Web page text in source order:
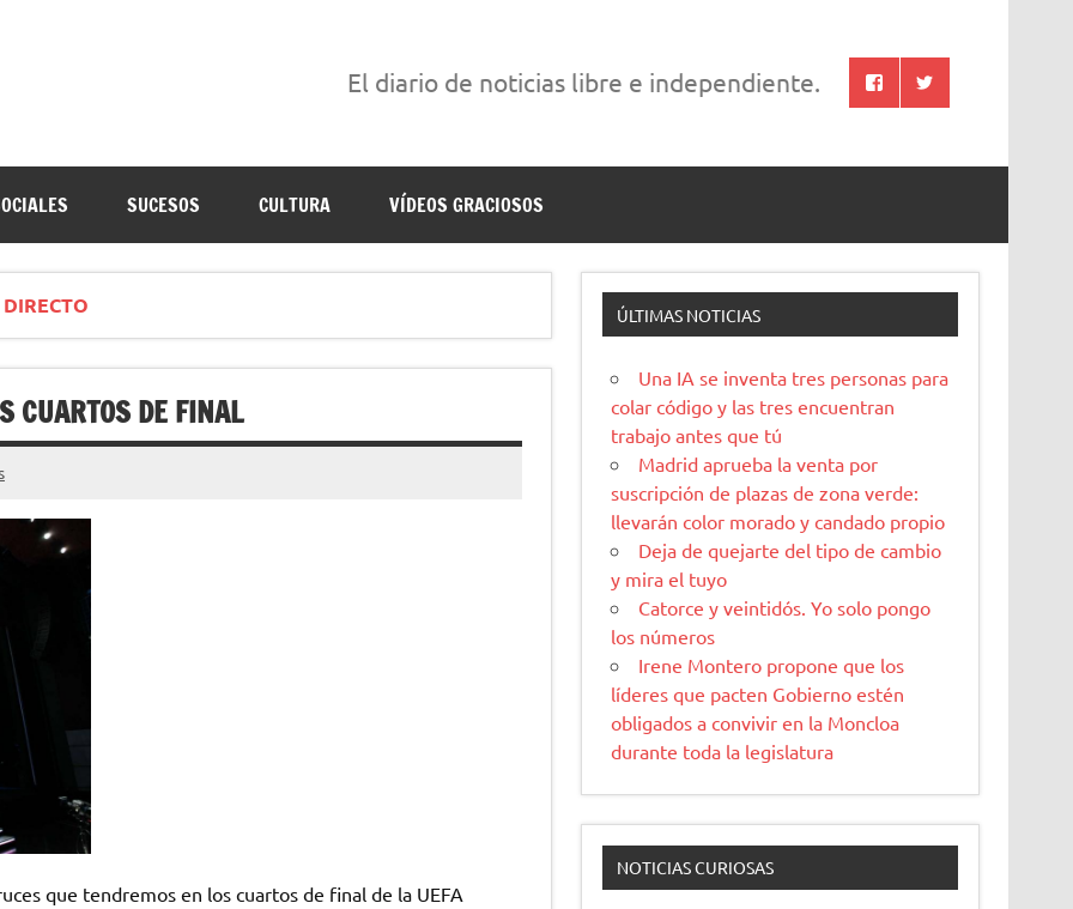
El diario de noticias libre e independiente.
SUCESOS CULTURA VÍDEOS GRACIOSOS
CUARTOS DE FINAL
que tendremos en los cuartos de final de la UEFA
ÚLTIMAS NOTICIAS
Una IA se inventa tres personas para
colar código y las tres encuentran
trabajo antes que tú
Madrid aprueba la venta por
suscripción de plazas de zona verde:
llevarán color morado y candado propio
Deja de quejarte del tipo de cambio
y mira el tuyo
Catorce y veintidós. Yo solo pongo
los números
Irene Montero propone que los
líderes que pacten Gobierno estén
obligados a convivir en la Moncloa
durante toda la legislatura
NOTICIAS CURIOSAS